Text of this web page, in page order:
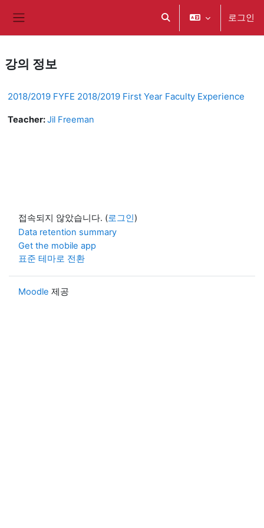
검색 입력 전환 로그인
강의 정보
2018/2019 FYFE 2018/2019 First Year Faculty Experience
Teacher:Jil Freeman
접속되지 않았습니다. (로그인)
Data retention summary
Get the mobile app
표준 테마로 전환
Moodle 제공